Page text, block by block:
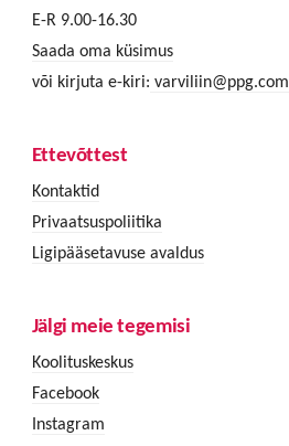
E-R 9.00-16.30
Saada oma küsimus
või kirjuta e-kiri: varviliin@ppg.com
Ettevõttest
Kontaktid
Privaatsuspoliitika
Ligipääsetavuse avaldus
Jälgi meie tegemisi
Koolituskeskus
Facebook
Instagram